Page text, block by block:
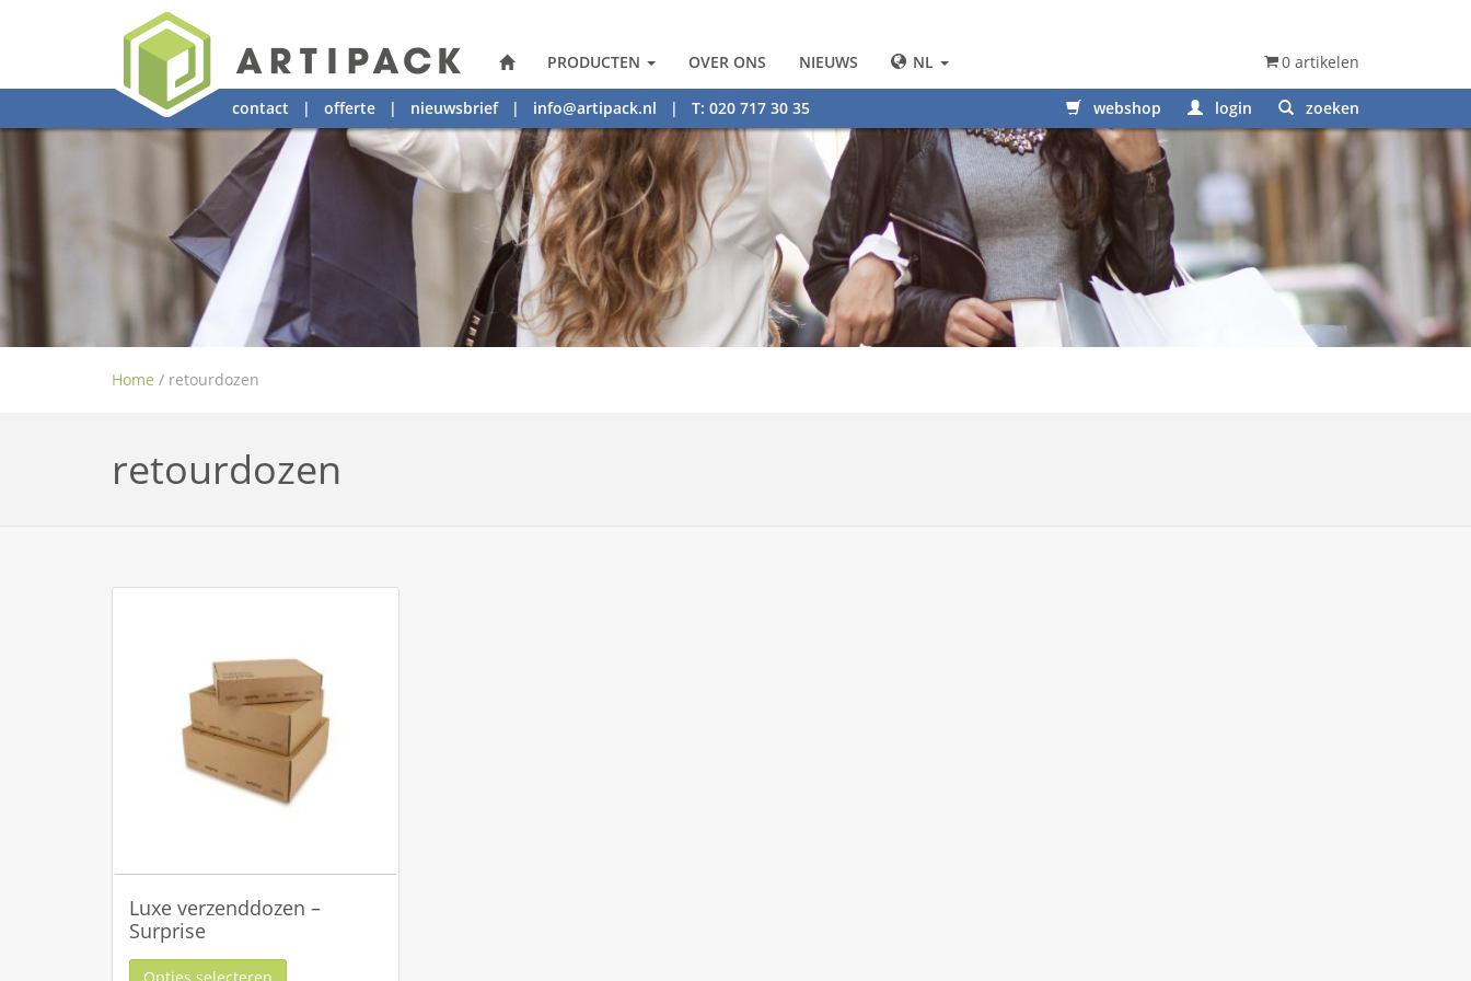
PRODUCTEN OVER ONS NIEUWS NL 0 artikelen
contact | offerte | nieuwsbrief| info@artipack.nl | T: 020 717 30 35 webshop login zoeken
Home / retourdozen
retourdozen
Luxe verzenddozen –
Surprise
Opties selecteren